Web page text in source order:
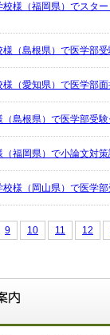
様（福岡県）でスタ
（島根県）で医学部受
（愛知県）で医学部面
島根県）で医学部受験
福岡県）で小論文対策
様（岡山県）で医学部
9 10 11 12